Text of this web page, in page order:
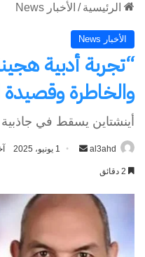
الرئيسية / الأخبار News
الأخبار News
“تجربة أدبية
والخاطرة وقصيدة
أينشتاين يسقط في
al3ahd
أرسل
1 يونيو، 2025